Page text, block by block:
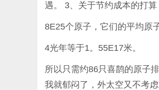
遇。 3、关于节约成本的打
8E25个原子，它们的平均原
4光年等于1。55E17米。
所以只需约86只喜鹊的原子
我就郁闷了，外太空又不考